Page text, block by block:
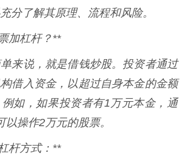
分了解其原理、流程和风险。
加杠杆？**
来说，就是借钱炒股。投资者通过
借入资金，以超过自身本金的金额
如，如果投资者有1万元本金，通
以操作2万元的股票。
杆方式：**